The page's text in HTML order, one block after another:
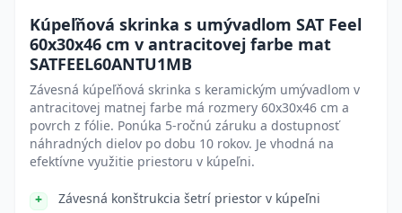
Kúpeľňová skrinka s umývadlom SAT Feel
60x30x46 cm v antracitovej farbe mat
SATFEEL60ANTU1MB
Závesná kúpeľňová skrinka s keramickým umývadlom v
antracitovej matnej farbe má rozmery 60x30x46 cm a
povrch z fólie. Ponúka 5-ročnú záruku a dostupnosť
náhradných dielov po dobu 10 rokov. Je vhodná na
efektívne využitie priestoru v kúpeľni.
Závesná konštrukcia šetrí priestor v kúpeľni